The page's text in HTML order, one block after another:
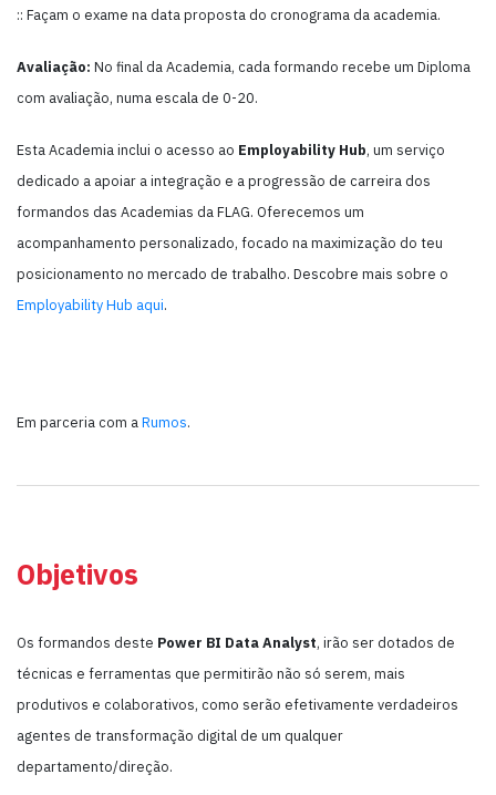
:: Façam o exame na data proposta do cronograma da academia.
Avaliação: No final da Academia, cada formando recebe um Diploma
com avaliação, numa escala de 0-20.
Esta Academia inclui o acesso ao Employability Hub, um serviço
dedicado a apoiar a integração e a progressão de carreira dos
formandos das Academias da FLAG. Oferecemos um
acompanhamento personalizado, focado na maximização do teu
posicionamento no mercado de trabalho. Descobre mais sobre o
Employability Hub aqui.
Em parceria com aRumos.
Objetivos
Os formandos deste Power BI Data Analyst, irão ser dotados de
técnicas e ferramentas que permitirão não só serem, mais
produtivos e colaborativos, como serão efetivamente verdadeiros
agentes de transformação digital de um qualquer
departamento/direção.